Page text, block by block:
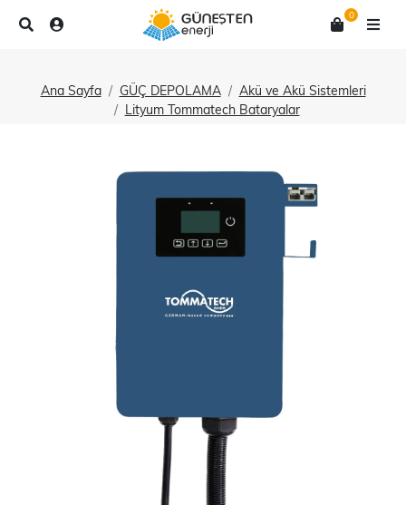
0
Ana Sayfa GÜÇ DEPOLAMA
Akü ve Akü Sistemleri
Lityum Tommatech Bataryalar